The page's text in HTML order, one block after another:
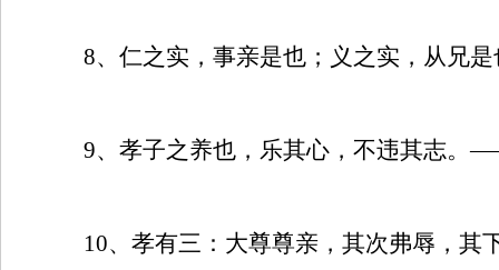
8、仁之实，事亲是也；义之实，从兄
9、孝子之养也，乐其心，不违其志。
10、孝有三：大尊尊亲，其次弗辱，